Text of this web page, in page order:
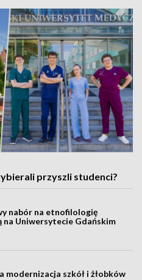
przyszli studenci?
nabór na etnofilologię
na Uniwersytecie Gdańskim
modernizacja szkół i żłobków